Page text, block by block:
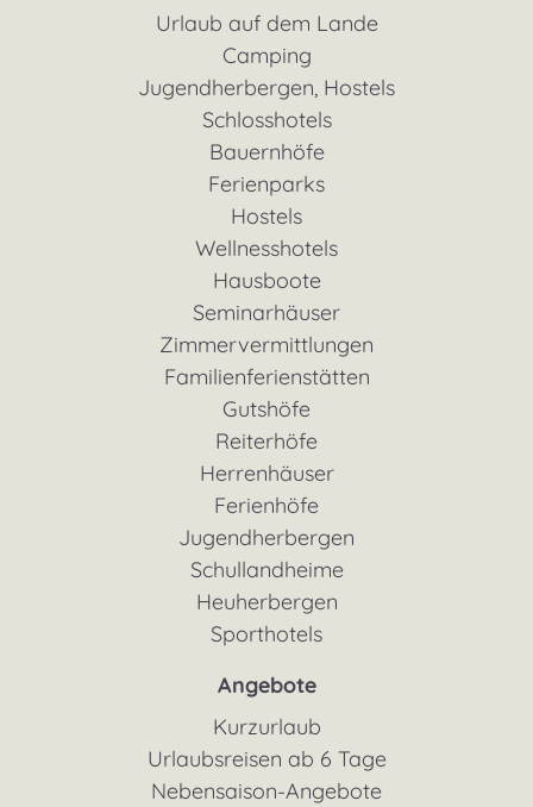
Urlaub auf dem Lande
Camping
Jugendherbergen, Hostels
Schlosshotels
Bauernhöfe
Ferienparks
Hostels
Wellnesshotels
Hausboote
Seminarhäuser
Zimmervermittlungen
Familienferienstätten
Gutshöfe
Reiterhöfe
Herrenhäuser
Ferienhöfe
Jugendherbergen
Schullandheime
Heuherbergen
Sporthotels
Angebote
Kurzurlaub
Urlaubsreisen ab 6 Tage
Nebensaison-Angebote